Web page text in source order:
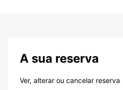
A sua reserva
Ver, alterar ou cancelar reserva